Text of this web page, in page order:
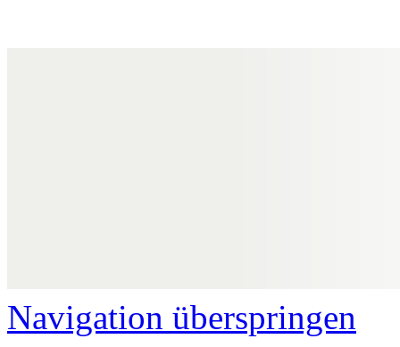
Navigation überspringen